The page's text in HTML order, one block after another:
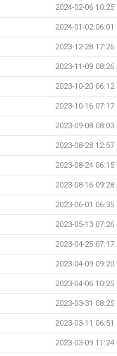
2024-02-06 10:25
2024-01-02 06:01
2023-12-28 17:26
2023-11-09 08:26
2023-10-20 06:12
2023-10-16 07:17
2023-09-08 08:03
2023-08-28 12:57
2023-08-24 06:15
2023-08-16 09:28
2023-06-01 06:35
2023-05-13 07:26
2023-04-25 07:17
2023-04-09 09:20
2023-04-06 10:25
2023-03-31 08:25
2023-03-11 06:51
2023-03-09 11:24